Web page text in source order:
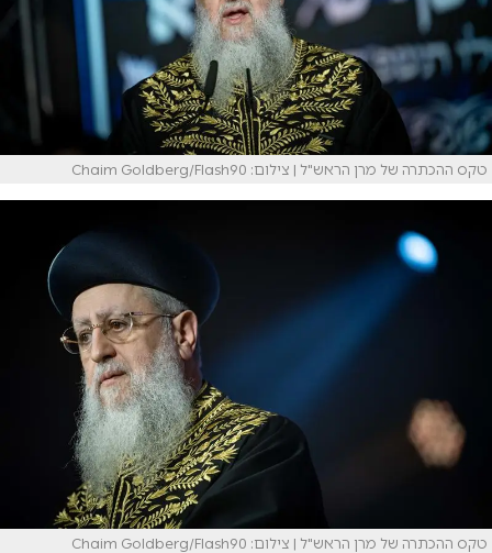
טקס ההכתרה של מרן הראש"ל | צילום: Chaim Goldberg/Flash90
טקס ההכתרה של מרן הראש"ל | צילום: Chaim Goldberg/Flash90